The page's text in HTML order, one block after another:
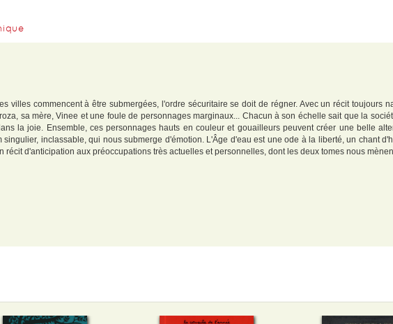
villes commencent à être submergées, l'ordre sécuritaire se doit de régner. Avec un récit toujours
sa mère, Vinee et une foule de personnages marginaux... Chacun à son échelle sait que la
la joie. Ensemble, ces personnages hauts en couleur et gouailleurs peuvent créer une belle
inclassable, qui nous submerge d'émotion. L'Âge d'eau est une ode à la liberté, un chant
récit d'anticipation aux préoccupations très actuelles et personnelles, dont les deux tomes nous